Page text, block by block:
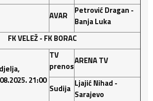
AVAR
Petrović Dragan -
Banja Luka
FK VELEŽ - FK BORAC
21:00
TV
prenos
ARENA TV
Sudija Ljajić Nihad -
Sarajevo